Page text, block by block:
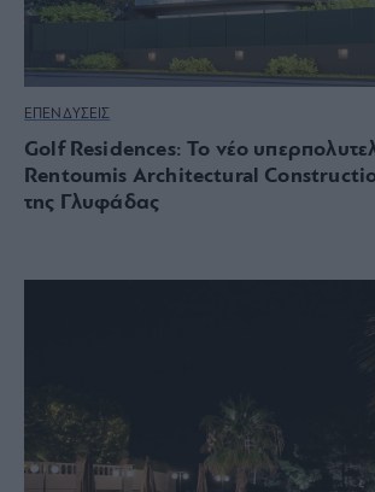
ΕΠΕΝΔΥΣΕΙΣ
Golf Residences: Το νέο
Rentoumis Architectural
της Γλυφάδας